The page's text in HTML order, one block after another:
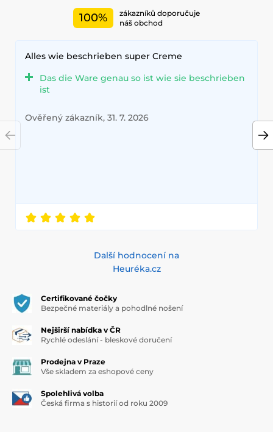
100%
zákazníků doporučuje
náš obchod
Alles wie beschrieben super Creme
Das die Ware genau so ist wie sie beschrieben
ist
Ověřený zákazník, 31. 7. 2026
Další hodnocení na
Heuréka.cz
Certifikované čočky
Bezpečné materiály a pohodlné nošení
Nejširší nabídka v ČR
Rychlé odeslání - bleskové doručení
Prodejna v Praze
Vše skladem za eshopové ceny
Spolehlivá volba
Česká firma s historií od roku 2009